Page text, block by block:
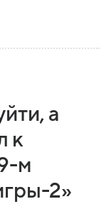
а
к
м
2»